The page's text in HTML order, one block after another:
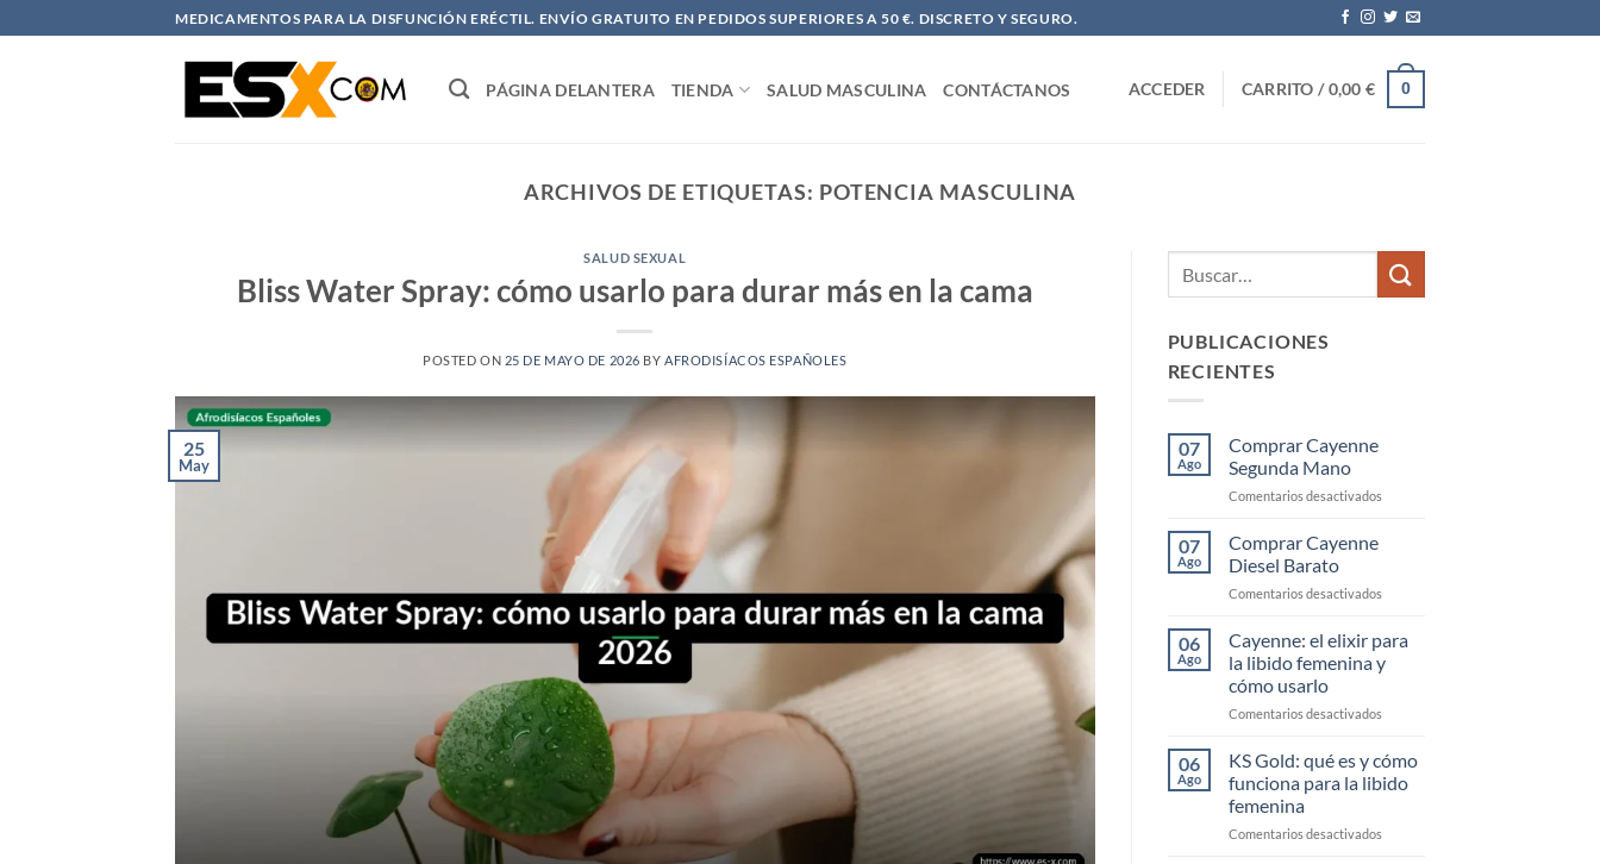
al
MEDICAMENTOS PARA LA DISFUNCIÓN ERÉCTIL. ENVÍO GRATUITO EN PEDIDOS SUPERIORES A 50 €. DISCRETO Y SEGURO.
PÁGINA DELANTERA TIENDA SALUD MASCULINA CONTÁCTANOS ACCEDER CARRITO /0,00€ 0
ARCHIVOS DE ETIQUETAS: POTENCIA MASCULINA
SALUD SEXUAL
Bliss Water Spray: cómo usarlo para durar más en la cama
POSTED ON 25 DE MAYO DE 2026 BYAFRODISÍACOS ESPAÑOLES
25
May
PUBLICACIONES
RECIENTES
07
Ago
Comprar Cayenne
Segunda Mano
Comentarios desactivadosen
07
Ago
Comprar Cayenne
Diesel Barato
Comentarios desactivadosen
Diesel
Barato
06
Ago
Cayenne: el elixir para
la libido femenina y
cómo usarlo
Comentarios desactivadosen
el
elixir
para
libido
06
Ago
KS Gold: qué es y cómo
funciona para la libido
femenina
Comentarios desactivadosen